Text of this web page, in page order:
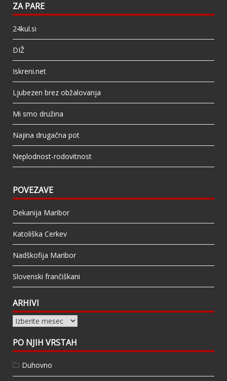
ZA PARE
24kul.si
DIŽ
Iskreni.net
Ljubezen brez obžalovanja
Mi smo družina
Najina drugačna pot
Neplodnost-rodovitnost
POVEZAVE
Dekanija Maribor
Katoliška Cerkev
Nadškofija Maribor
Slovenski frančiškani
ARHIVI
Arhivi
PO NJIH VRSTAH
Duhovno